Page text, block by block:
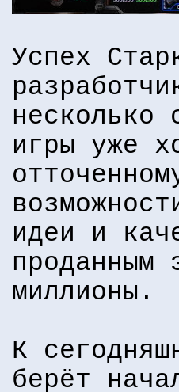
Успех
несколько
игры уже
идеи и
проданным
миллионы.
К
берёт